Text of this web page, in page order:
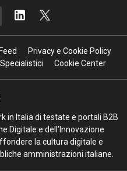
Privacy e Cookie Policy
Cookie Center
in Italia di testate e portali B2B
Digitale e dell’Innovazione
la cultura digitale e
amministrazioni italiane.